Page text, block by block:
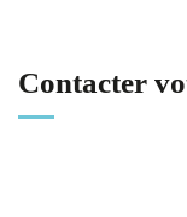
Contacter